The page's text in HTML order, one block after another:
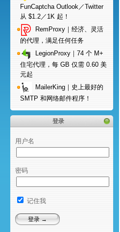
FunCaptcha Outlook／Twitter
从 $1.2／1K 起！
RemProxy｜经济、灵活
的代理，满足任何任务
LegionProxy｜74 个 M+
住宅代理，每 GB 仅需 0.60 美
元起
MailerKing｜史上最好的
SMTP 和网络邮件程序！
登录
用户名
密码
记住我